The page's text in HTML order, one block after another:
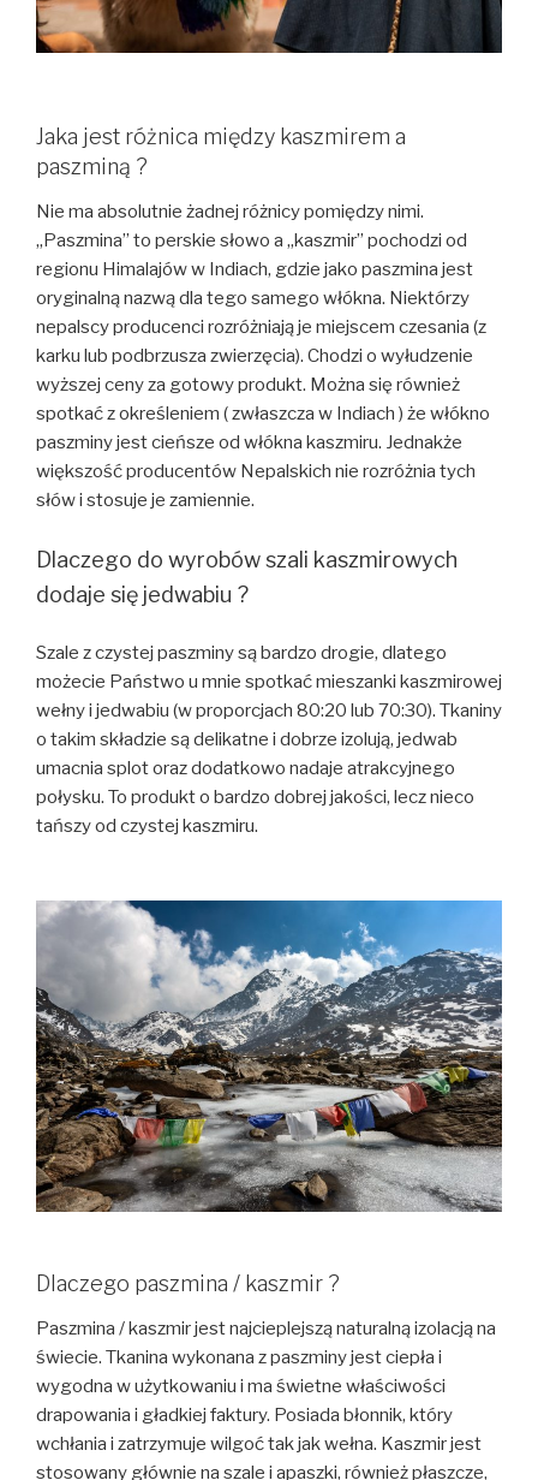
Jaka jest różnica między kaszmirem a
paszminą ?
Nie ma absolutnie żadnej różnicy pomiędzy nimi.
„Paszmina” to perskie słowo a „kaszmir” pochodzi od
regionu Himalajów w Indiach, gdzie jako paszmina jest
oryginalną nazwą dla tego samego włókna. Niektórzy
nepalscy producenci rozróżniają je miejscem czesania (z
karku lub podbrzusza zwierzęcia). Chodzi o wyłudzenie
wyższej ceny za gotowy produkt. Można się również
spotkać z określeniem ( zwłaszcza w Indiach ) że włókno
paszminy jest cieńsze od włókna kaszmiru. Jednakże
większość producentów Nepalskich nie rozróżnia tych
słów i stosuje je zamiennie.
Dlaczego do wyrobów szali kaszmirowych
dodaje się jedwabiu ?
Szale z czystej paszminy są bardzo drogie, dlatego
możecie Państwo u mnie spotkać mieszanki kaszmirowej
wełny i jedwabiu (w proporcjach 80:20 lub 70:30). Tkaniny
o takim składzie są delikatne i dobrze izolują, jedwab
umacnia splot oraz dodatkowo nadaje atrakcyjnego
połysku. To produkt o bardzo dobrej jakości, lecz nieco
tańszy od czystej kaszmiru.
Dlaczego paszmina / kaszmir ?
Paszmina / kaszmir jest najcieplejszą naturalną izolacją na
świecie. Tkanina wykonana z paszminy jest ciepła i
wygodna w użytkowaniu i ma świetne właściwości
drapowania i gładkiej faktury. Posiada błonnik, który
wchłania i zatrzymuje wilgoć tak jak wełna. Kaszmir jest
stosowany głównie na szale i apaszki, również płaszcze,